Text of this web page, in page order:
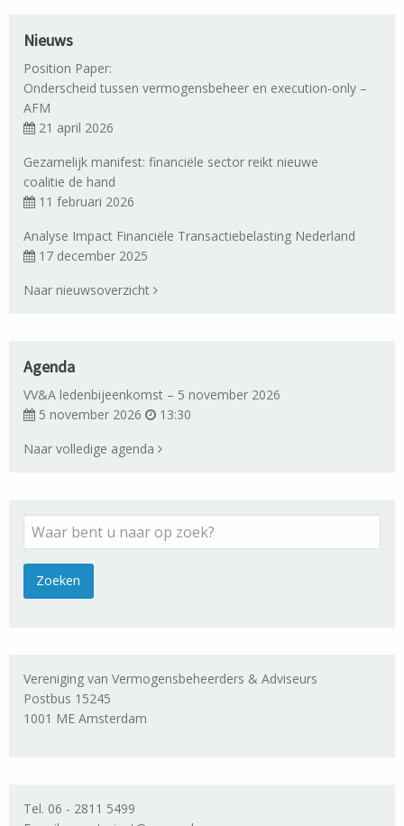
Nieuws
Position Paper:
Onderscheid tussen vermogensbeheer en execution-only –
AFM
21 april 2026
Gezamelijk manifest: financiële sector reikt nieuwe
coalitie de hand
11 februari 2026
Analyse Impact Financiële Transactiebelasting Nederland
17 december 2025
Naar nieuwsoverzicht
Agenda
VV&A ledenbijeenkomst – 5 november 2026
5 november 2026
13:30
Naar volledige agenda
Vereniging van Vermogensbeheerders & Adviseurs
Postbus 15245
1001 ME Amsterdam
Tel. 06 - 2811 5499